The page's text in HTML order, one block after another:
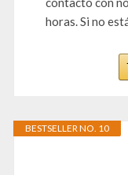
horas. Si no
BESTSELLER NO. 10